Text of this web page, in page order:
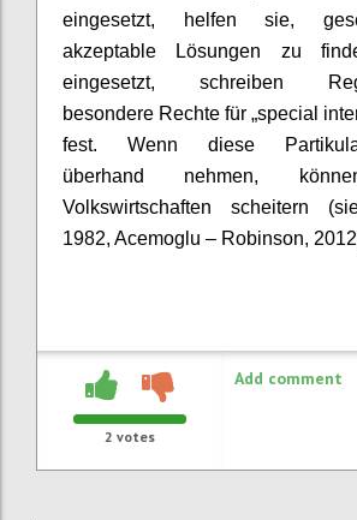
eingesetzt, helfen sie,
akzeptable Lösungen zu
eingesetzt, schreiben
besondere Rechte für „special
fest. Wenn diese
überhand nehmen,
Volkswirtschaften scheitern
1982, Acemoglu – Robinson,
2 votes
Add comment